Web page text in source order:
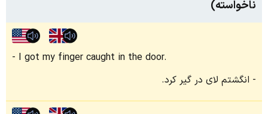
ناخواسته)
I got my finger caught in the door.
انگشتم لای در گیر کرد.